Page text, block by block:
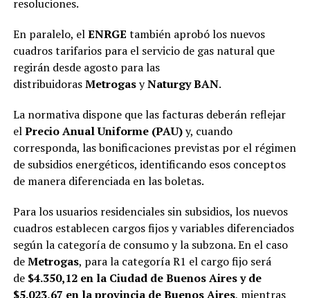
resoluciones.
En paralelo, elENRGE también aprobó los nuevos
cuadros tarifarios para el servicio de gas natural que
regirán desde agosto para las
distribuidorasMetrogasyNaturgy BAN.
La normativa dispone que las facturas deberán reflejar
elPrecio Anual Uniforme (PAU)y, cuando
corresponda, las bonificaciones previstas por el régimen
de subsidios energéticos, identificando esos conceptos
de manera diferenciada en las boletas.
Para los usuarios residenciales sin subsidios, los nuevos
cuadros establecen cargos fijos y variables diferenciados
según la categoría de consumo y la subzona. En el caso
deMetrogas, para la categoría R1 el cargo fijo será
de $4.350,12 en la Ciudad de Buenos Aires y de
$5.023,67 en la provincia de Buenos Aires, mientras